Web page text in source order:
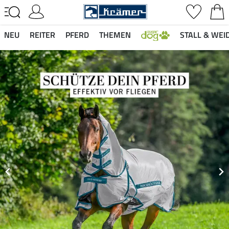
NEU REITER PFERD THEMEN STALL &